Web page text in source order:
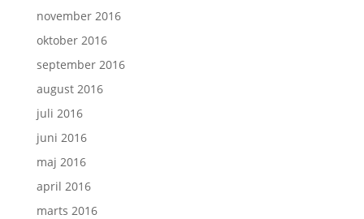
november 2016
oktober 2016
september 2016
august 2016
juli 2016
juni 2016
maj 2016
april 2016
marts 2016